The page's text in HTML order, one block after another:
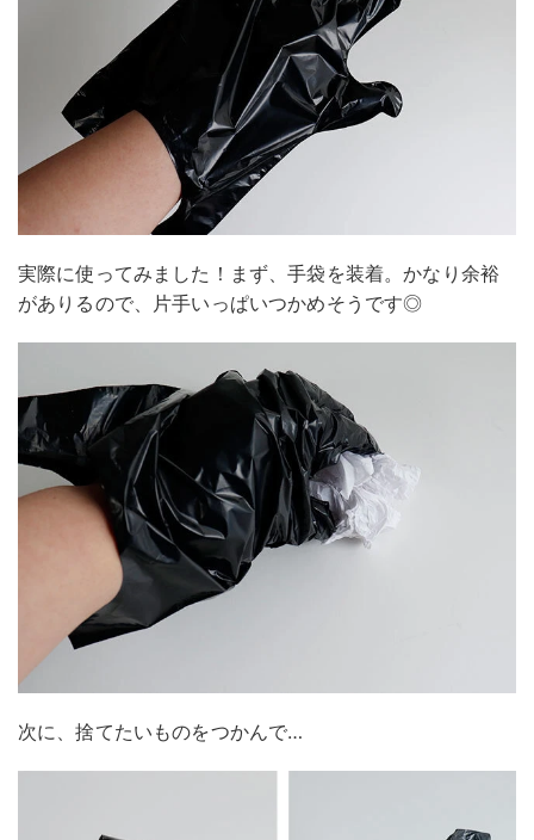
実際に使ってみました！まず、手袋を装着。かなり余裕
がありるので、片手いっぱいつかめそうです◎
次に、捨てたいものをつかんで…